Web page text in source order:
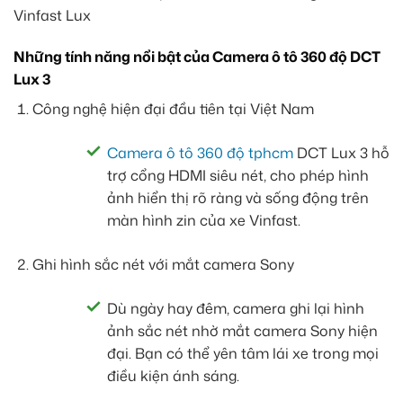
Những tính năng nổi bật của Camera ô tô 360 độ DCT
Lux 3
Công nghệ hiện đại đầu tiên tại Việt Nam
Camera ô tô 360 độ tphcmDCT Lux 3 hỗ
trợ cổng HDMI siêu nét, cho phép hình
ảnh hiển thị rõ ràng và sống động trên
màn hình zin của xe Vinfast.
Ghi hình sắc nét với mắt camera Sony
Dù ngày hay đêm, camera ghi lại hình
ảnh sắc nét nhờ mắt camera Sony hiện
đại. Bạn có thể yên tâm lái xe trong mọi
điều kiện ánh sáng.